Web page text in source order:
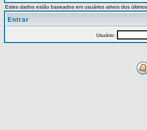
Estes dados estão baseados em usuários ativos dos
Entrar
Usuário: